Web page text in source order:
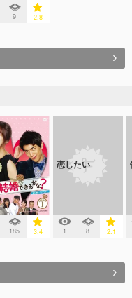
9 2.8
185 3.4
恋したい
1 8 2.1